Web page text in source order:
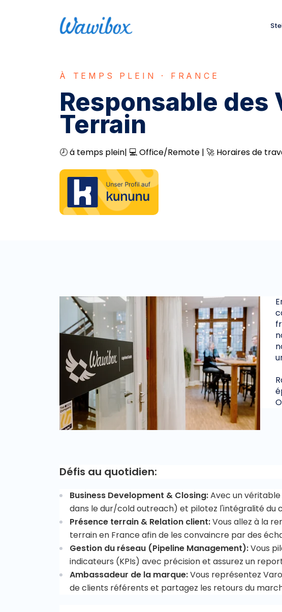
À TEMPS PLEIN · FRANCE
Responsable des
Terrain
🕗 á temps plein| 💻 Office/Remote | 🚀 Horaires de
Défis au quotidien:
Business Development & Closing:Avec un
dans le dur/cold outreach) et pilotez l'intégralité du
Présence terrain & Relation client:Vous allez à la
terrain en France afin de les convaincre par des
Gestion du réseau (Pipeline Management):Vous
indicateurs (KPIs) avec précision et assurez un
Ambassadeur de la marque:Vous représentez
de clients référents et partagez les retours du